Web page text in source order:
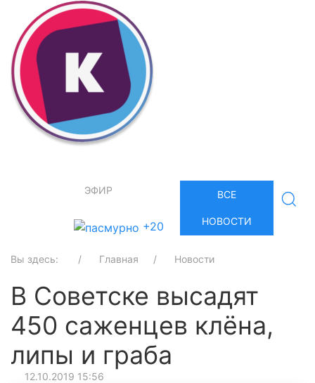
ЭФИР
+20
ВСЕ
НОВОСТИ
Вы здесь: Главная Новости
В Советске высадят
450 саженцев клёна,
липы и граба
12.10.2019 15:56